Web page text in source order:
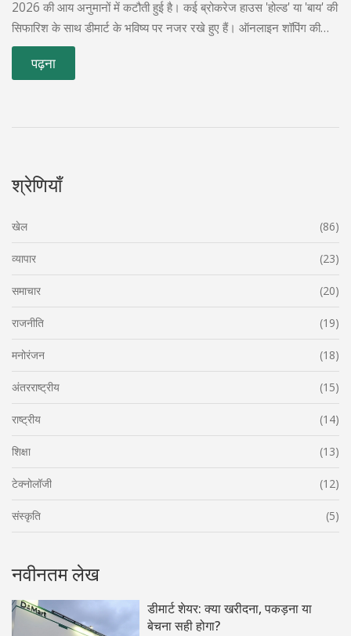
2026 की आय अनुमानों में कटौती हुई है। कई ब्रोकरेज हाउस 'होल्ड' या 'बाय' की
सिफारिश के साथ डीमार्ट के भविष्य पर नजर रखे हुए हैं। ऑनलाइन शॉपिंग की
बढ़ती प्रवृत्ति के बावजूद, डीमार्ट की विकास संभावनाओं की चर्चा जारी है।
पढ़ना
श्रेणियाँ
खेल (86)
व्यापार (23)
समाचार (20)
राजनीति (19)
मनोरंजन (18)
अंतरराष्ट्रीय (15)
राष्ट्रीय (14)
शिक्षा (13)
टेक्नोलॉजी (12)
संस्कृति (5)
नवीनतम लेख
डीमार्ट शेयर: क्या खरीदना, पकड़ना या
बेचना सही होगा?